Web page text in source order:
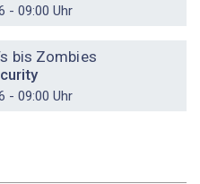
- 09:00 Uhr
bis Zombies
- 09:00 Uhr